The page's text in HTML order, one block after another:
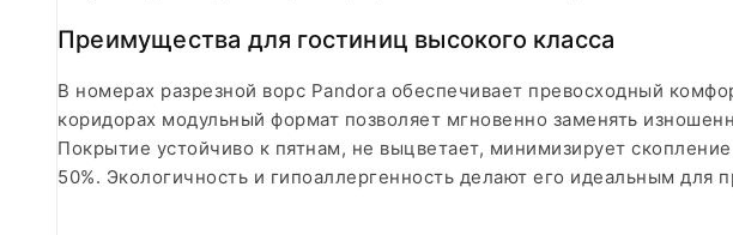
Преимущества для гостиниц высокого класса
В номерах разрезной ворс Pandora обеспечивает превосходный
коридорах модульный формат позволяет мгновенно заменять
Покрытие устойчиво к пятнам, не выцветает, минимизирует
50%. Экологичность и гипоаллергенность делают его идеальным для